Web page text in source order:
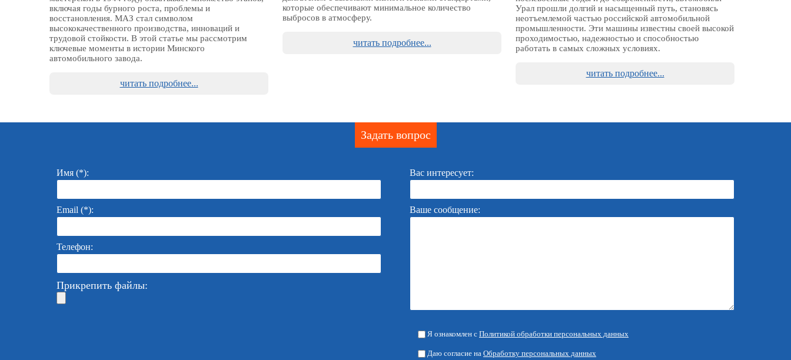
включая годы бурного роста, проблемы и
восстановления. МАЗ стал символом
высококачественного производства, инноваций и
трудовой стойкости. В этой статье мы рассмотрим
ключевые моменты в истории Минского
автомобильного завода.
читать подробнее...
которые обеспечивают минимальное количество
выбросов в атмосферу.
читать подробнее...
Урал прошли долгий и насыщенный путь, становясь
неотъемлемой частью российской автомобильной
промышленности. Эти машины известны своей высокой
проходимостью, надежностью и способностью
работать в самых сложных условиях.
читать подробнее...
Задать вопрос
Имя (*):
Email (*):
Телефон:
Прикрепить файлы:
Вас интересует:
Ваше сообщение:
Я ознакомлен с Политикой обработки персональных данных
Даю согласие на Обработку персональных данных